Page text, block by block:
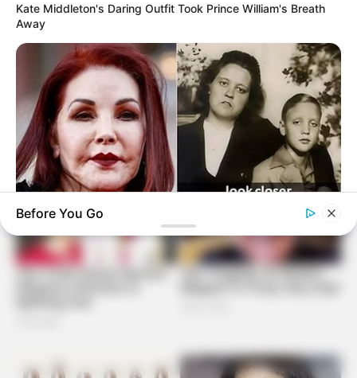
Kate Middleton's Daring Outfit Took Prince William's Breath
Away
BUZZDAY
60 Years After Elvis' Mother Died Family Knew Something
Was Wrong
Before You Go